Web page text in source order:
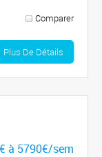
Comparer
Plus De Détails
à 5790€/sem